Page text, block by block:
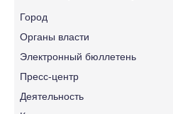
Город
Органы власти
Электронный бюллетень
Пресс-центр
Деятельность